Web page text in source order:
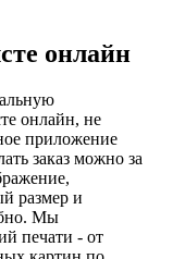
онлайн
онлайн, не
приложение
заказ можно за
размер и
Мы
печати - от